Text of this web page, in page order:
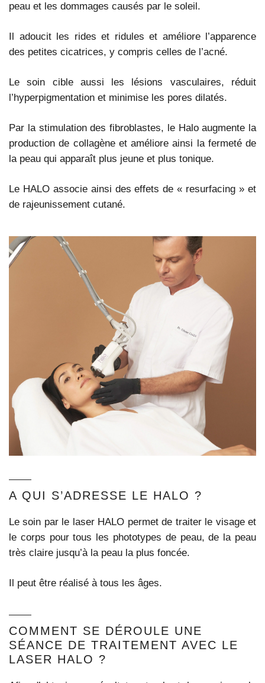
peau et les dommages causés par le soleil.
Il adoucit les rides et ridules et améliore l’apparence
des petites cicatrices, y compris celles de l’acné.
Le soin cible aussi les lésions vasculaires, réduit
l’hyperpigmentation et minimise les pores dilatés.
Par la stimulation des fibroblastes, le Halo augmente la
production de collagène et améliore ainsi la fermeté de
la peau qui apparaît plus jeune et plus tonique.
Le HALO associe ainsi des effets de « resurfacing » et
de rajeunissement cutané.
A QUI S’ADRESSE LE HALO ?
Le soin par le laser HALO permet de traiter le visage et
le corps pour tous les phototypes de peau, de la peau
très claire jusqu’à la peau la plus foncée.
Il peut être réalisé à tous les âges.
COMMENT SE DÉROULE UNE
SÉANCE DE TRAITEMENT AVEC LE
LASER HALO ?